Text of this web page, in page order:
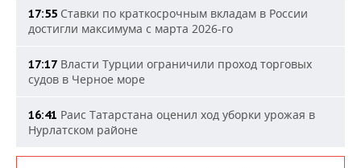
17:55 Ставки по краткосрочным вкладам в России
достигли максимума с марта 2026-го
17:17 Власти Турции ограничили проход торговых
судов в Черное море
16:41 Раис Татарстана оценил ход уборки урожая в
Нурлатском районе